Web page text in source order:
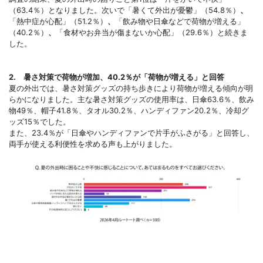
（63.4％）となりました。次いで「暑くて外出が憂鬱」（54.8％） 、
「熱中症が心配」（51.2％） 、
「飲み物や日傘などで荷物が増える」
（40.2％） 、
「食材やお弁当が傷まないか心配」（29.6％）と続きま
した。
2. 暑さ対策で荷物が増加、40.2％が「荷物が増える」と回答
夏の外出では、暑さ対策グッズの持ち歩きにより荷物が増える傾向が明
らかになりました。主な暑さ対策グッズの使用率は、日傘63.6％、飲み
物49％、帽子41.8％、タオル30.2％、ハンディファン20.2％、冷却グ
ッズ15％でした。
また、23.4％が「日傘やハンディファンで片手がふさがる」と回答し、
両手が使える利便性を求める声も上がりました。